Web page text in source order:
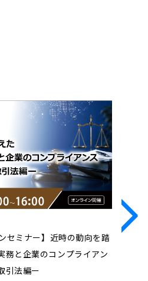
セミナー】近時の動向を踏
務と企業のコンプライアン
引法編ー
2026年